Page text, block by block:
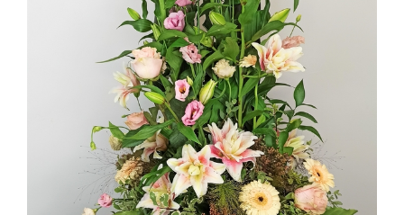
elegir
en
la
página
de
producto